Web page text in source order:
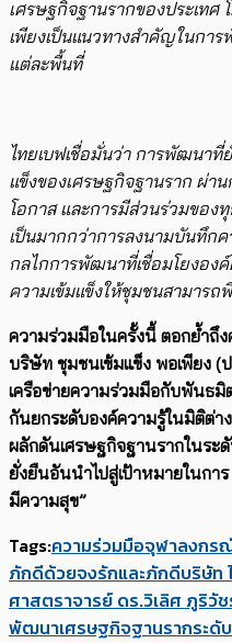
เศรษฐกิจฐานรากของประเท
เพียงเป็นแนวทางสำคัญในกา
แต่ละพื้นที่
ไทยเบฟเชื่อมั่นว่า การพัฒนาที่
แข็งของเศรษฐกิจฐานราก ผ่า
โอกาส และการมีส่วนร่วมของ
เป็นมากกว่าการลงนามบันทึกค
กลไกการพัฒนาที่เชื่อมโยงอง
ความเข้มแข็งให้ชุมชนสามารถ
ความร่วมมือในครั้งนี้ ตอกย้ำถึ
บริษัท ชุมชนเข้มแข็ง พอเพียง (
เครือข่ายความร่วมมือกับพันธ
กันยกระดับองค์ความรู้ในมิติต่า
ผลักดันเศรษฐกิจฐานรากในระ
ยั่งยืนอันนำไปสู่เป้าหมายในกา
มีความสุข”
Tags:ความร่วมมือจุฬาลงกร
ภักดีด้วยจงรักและภักดีบริษัท
ศาสตราจารย์ ดร.วิเลิศ ภูริวัช
พัฒนาเศรษฐกิจฐานรากระดั